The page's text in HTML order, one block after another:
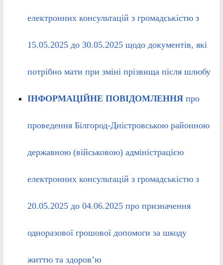
електронних консультацій з громадськістю з
15.05.2025 до 30.05.2025 щодо документів, які
потрібно мати при зміні прізвища після шлюбу
ІНФОРМАЦІЙНЕ ПОВІДОМЛЕННЯпро
проведення Білгород-Дністровською районною
державною (військовою) адміністрацією
електронних консультацій з громадськістю з
20.05.2025 до 04.06.2025 про призначення
одноразової грошової допомоги за шкоду
життю та здоров’ю